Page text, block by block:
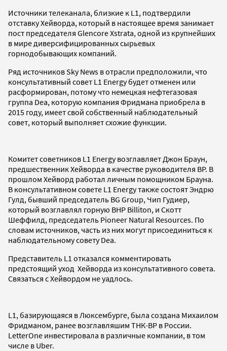
Источники телеканала, близкие к L1, подтвердили
отставку Хейворда, который в настоящее время занимает
пост председателя Glencore Xstrata, одной из крупнейших
в мире диверсифицированных сырьевых
горнодобывающих компаний.
Ряд источников Sky News в отрасли предположили, что
консультативный совет L1 Energy будет отменен или
расформирован, потому что немецкая нефтегазовая
группа Dea, которую компания Фридмана приобрела в
2015 году, имеет свой собственный наблюдательный
совет, который выполняет схожие функции.
Комитет советников L1 Energy возглавляет Джон Браун,
предшественник Хейворда в качестве руководителя BP. В
прошлом Хейворд работал личным помощником Брауна.
В консультативном совете L1 Energy также состоят Эндрю
Гулд, бывший председатель BG Group, Чип Гудиер,
который возглавлял горную BHP Billiton, и Скотт
Шеффилд, председатель Pioneer Natural Resources. По
словам источников, часть из них могут присоединиться к
наблюдательному совету Dea.
Представитель L1 отказался комментировать
предстоящий уход Хейворда из консультативного совета.
Связаться с Хейвордом не уадлось.
L1, базирующаяся в Люксембурге, была создана Михаилом
Фридманом, ранее возглавляшим ТНК-BP в России.
LetterOne инвестировала в различные компании, в том
числе в Uber.